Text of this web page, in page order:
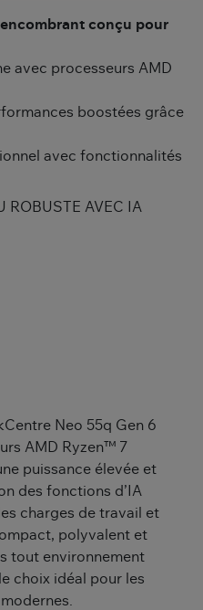
conçu pour
avec processeurs AMD
boostées grâce
avec fonctionnalités
ROBUSTE AVEC IA
Neo 55q Gen 6
AMD Ryzen™ 7
puissance élevée et
des fonctions d’IA
charges de travail et
polyvalent et
tout environnement
choix idéal pour les